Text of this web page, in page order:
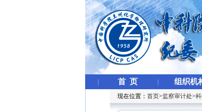
首 页 组织机
现在位置： 首页>监察审计处>